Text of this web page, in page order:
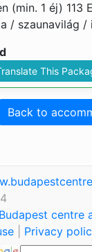
(min. 1 éj)
/ szaunavilág /
This
Back to
centre
Privacy